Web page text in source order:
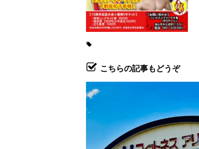
こちらの記事もどうぞ